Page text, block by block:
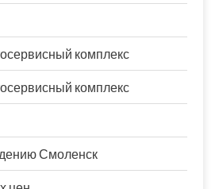
комплекс
комплекс
Смоленск